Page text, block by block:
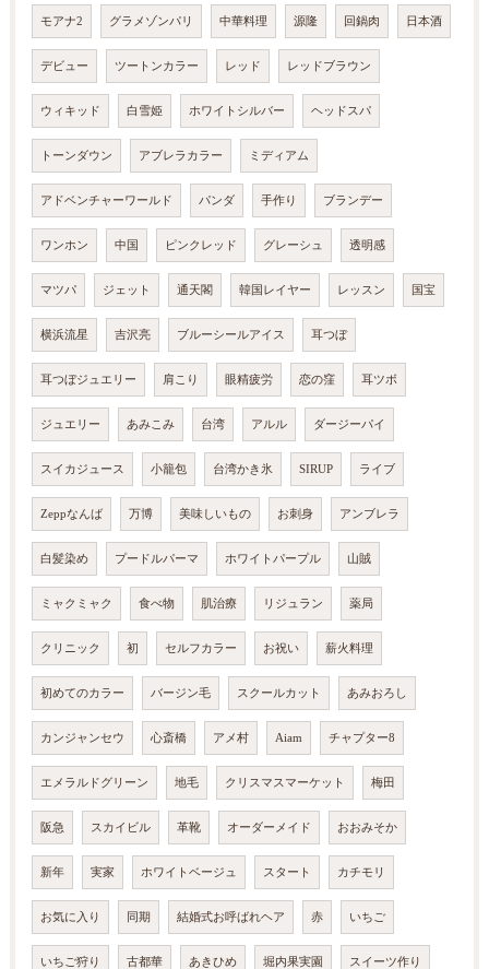
モアナ2 グラメゾンパリ 中華料理 源隆 回鍋肉 日本酒
デビュー ツートンカラー レッド レッドブラウン
ウィキッド 白雪姫 ホワイトシルバー ヘッドスパ
トーンダウン アブレラカラー ミディアム
アドベンチャーワールド パンダ 手作り ブランデー
ワンホン 中国 ピンクレッド グレーシュ 透明感
マツパ ジェット 通天閣 韓国レイヤー レッスン 国宝
横浜流星 吉沢亮 ブルーシールアイス 耳つぼ
耳つぼジュエリー 肩こり 眼精疲労 恋の窪 耳ツボ
ジュエリー あみこみ 台湾 アルル ダージーパイ
スイカジュース 小籠包 台湾かき氷 SIRUP ライブ
Zeppなんば 万博 美味しいもの お刺身 アンブレラ
白髪染め プードルパーマ ホワイトパープル 山賊
ミャクミャク 食べ物 肌治療 リジュラン 薬局
クリニック 初 セルフカラー お祝い 薪火料理
初めてのカラー バージン毛 スクールカット あみおろし
カンジャンセウ 心斎橋 アメ村 Aiam チャプター8
エメラルドグリーン 地毛 クリスマスマーケット 梅田
阪急 スカイビル 革靴 オーダーメイド おおみそか
新年 実家 ホワイトベージュ スタート カチモリ
お気に入り 同期 結婚式お呼ばれヘア 赤 いちご
いちご狩り 古都華 あきひめ 堀内果実園 スイーツ作り